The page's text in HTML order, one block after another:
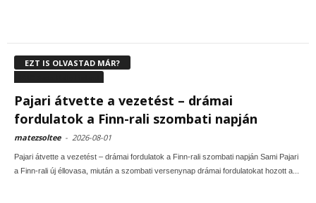
EZT IS OLVASTAD MÁR?
Pajari átvette a vezetést – drámai
fordulatok a Finn-rali szombati napján
matezsoltee - 2026-08-01
Pajari átvette a vezetést – drámai fordulatok a Finn-rali szombati napján Sami Pajari
a Finn-rali új éllovasa, miután a szombati versenynap drámai fordulatokat hozott a...